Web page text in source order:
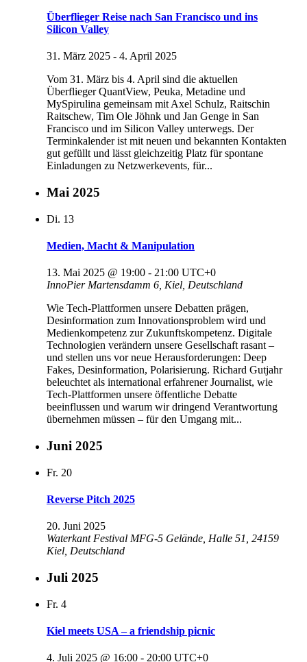
Überflieger Reise nach San Francisco und ins
Silicon Valley
31. März 2025 - 4. April 2025
Vom 31. März bis 4. April sind die aktuellen
Überflieger QuantView, Peuka, Metadine und
MySpirulina gemeinsam mit Axel Schulz, Raitschin
Raitschew, Tim Ole Jöhnk und Jan Genge in San
Francisco und im Silicon Valley unterwegs. Der
Terminkalender ist mit neuen und bekannten Kontakten
gut gefüllt und lässt gleichzeitig Platz für spontane
Einladungen zu Netzwerkevents, für...
Mai 2025
Di. 13
Medien, Macht & Manipulation
13. Mai 2025 @ 19:00 - 21:00 UTC+0
InnoPier Martensdamm 6, Kiel, Deutschland
Wie Tech-Plattformen unsere Debatten prägen,
Desinformation zum Innovationsproblem wird und
Medienkompetenz zur Zukunftskompetenz. Digitale
Technologien verändern unsere Gesellschaft rasant –
und stellen uns vor neue Herausforderungen: Deep
Fakes, Desinformation, Polarisierung. Richard Gutjahr
beleuchtet als international erfahrener Journalist, wie
Tech-Plattformen unsere öffentliche Debatte
beeinflussen und warum wir dringend Verantwortung
übernehmen müssen – für den Umgang mit...
Juni 2025
Fr. 20
Reverse Pitch 2025
20. Juni 2025
Waterkant Festival MFG-5 Gelände, Halle 51, 24159
Kiel, Deutschland
Juli 2025
Fr. 4
Kiel meets USA – a friendship picnic
4. Juli 2025 @ 16:00 - 20:00 UTC+0